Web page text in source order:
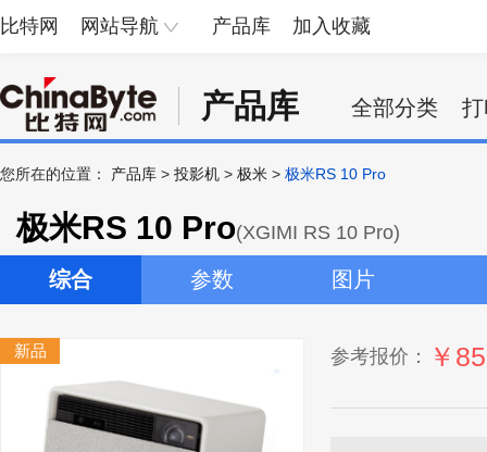
比特网 网站导航 产品库 加入收藏
产品库 全部分类
您所在的位置： 产品库 > 投影机 > 极米 > 极米RS 10 Pro
极米RS 10 Pro(XGIMI RS 10 Pro)
综合 参数 图片
新品 参考报价： ￥